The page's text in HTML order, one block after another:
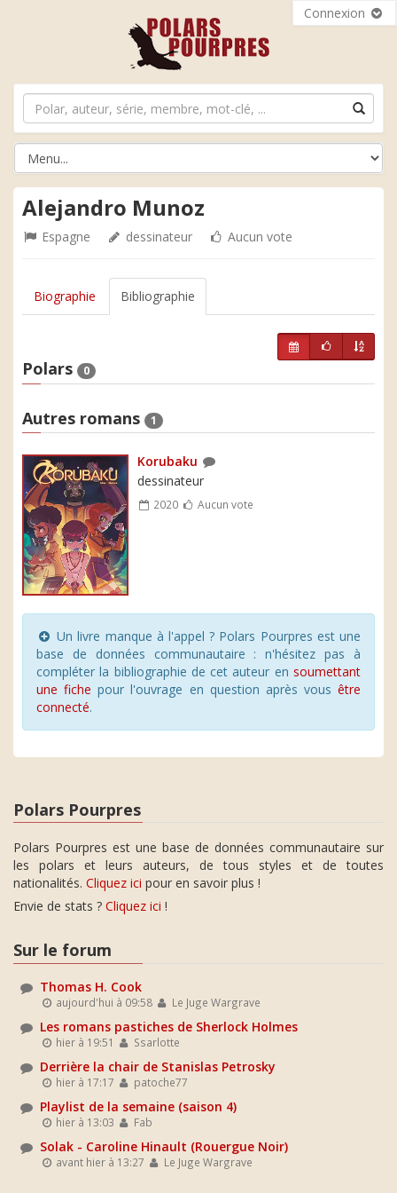
Connexion
Alejandro Munoz
Espagne dessinateur Aucun vote
Biographie Bibliographie
Polars 0
Autres romans 1
Korubaku
dessinateur
2020 Aucun vote
Un livre manque à l'appel ? Polars Pourpres est une
base de données communautaire : n'hésitez pas à
compléter la bibliographie de cet auteur en soumettant
une fiche pour l'ouvrage en question après vous être
connecté.
Polars Pourpres
Polars Pourpres est une base de données communautaire sur
les polars et leurs auteurs, de tous styles et de toutes
nationalités. Cliquez ici pour en savoir plus !
Envie de stats ? Cliquez ici !
Sur le forum
Thomas H. Cook
aujourd'hui à 09:58 Le Juge Wargrave
Les romans pastiches de Sherlock Holmes
hier à 19:51 Ssarlotte
Derrière la chair de Stanislas Petrosky
hier à 17:17 patoche77
Playlist de la semaine (saison 4)
hier à 13:03 Fab
Solak - Caroline Hinault (Rouergue Noir)
avant hier à 13:27 Le Juge Wargrave